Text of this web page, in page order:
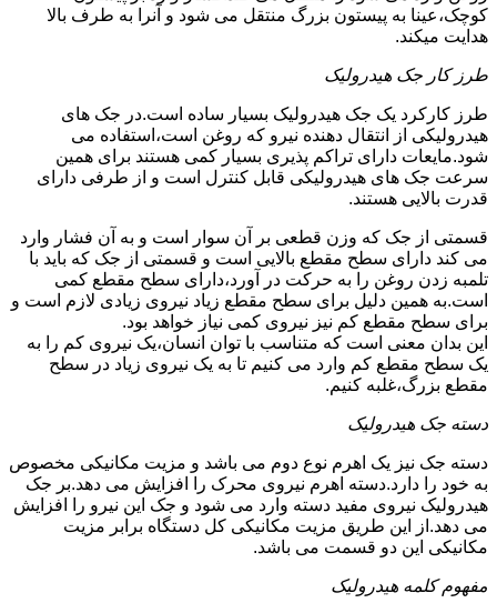
کوچک،عینا به پیستون بزرگ منتقل می شود و آنرا به طرف بالا
هدایت میکند.
طرز کار جک هیدرولیک
طرز کارکرد یک جک هیدرولیک بسیار ساده است.در جک های
هیدرولیکی از انتقال دهنده نیرو که روغن است،استفاده می
شود.مایعات دارای تراکم پذیری بسیار کمی هستند برای همین
سرعت جک های هیدرولیکی قابل کنترل است و از طرفی دارای
قدرت بالایی هستند.
قسمتی از جک که وزن قطعی بر آن سوار است و به آن فشار وارد
می کند دارای سطح مقطع بالایی است و قسمتی از جک که باید با
تلمبه زدن روغن را به حرکت در آورد،دارای سطح مقطع کمی
است.به همین دلیل برای سطح مقطع زیاد نیروی زیادی لازم است و
برای سطح مقطع کم نیز نیروی کمی نیاز خواهد بود.
این بدان معنی است که متناسب با توان انسان،یک نیروی کم را به
یک سطح مقطع کم وارد می کنیم تا به یک نیروی زیاد در سطح
مقطع بزرگ،غلبه کنیم.
دسته جک هیدرولیک
دسته جک نیز یک اهرم نوع دوم می باشد و مزیت مکانیکی مخصوص
به خود را دارد.دسته اهرم نیروی محرک را افزایش می دهد.بر جک
هیدرولیک نیروی مفید دسته وارد می شود و جک این نیرو را افزایش
می دهد.از این طریق مزیت مکانیکی کل دستگاه برابر مزیت
مکانیکی این دو قسمت می باشد.
مفهوم کلمه هیدرولیک